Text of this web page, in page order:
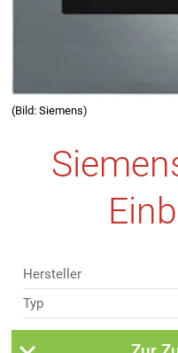
(Bild: Siemens)
Hersteller
Typ